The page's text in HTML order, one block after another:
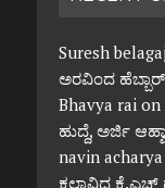
Suresh
ಅರವಿಂದ
Bhavya raion
ಹುದ್ದೆ, ಅರ್ಜಿ
navin acharya
ಕಲಾವಿದ ಕೆ.ಎಚ್